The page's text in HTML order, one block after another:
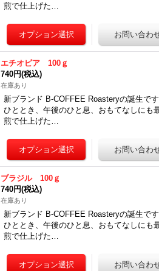
煎で仕上げた…
エチオピア 100ｇ
740円(税込)
在庫あり
新ブランド B-COFFEE Roasteryの誕生で
ひととき、午後のひと息、おもてなしにも
煎で仕上げた…
ブラジル 100ｇ
740円(税込)
在庫あり
新ブランド B-COFFEE Roasteryの誕生で
ひととき、午後のひと息、おもてなしにも
煎で仕上げた…